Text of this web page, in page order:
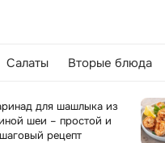
Салаты Вторые блюда
для шашлыка из
шеи – простой и
рецепт